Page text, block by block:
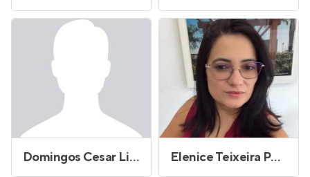
Domingos Cesar Lima de Santana Elenice Teixeira Pena